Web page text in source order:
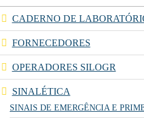
CADERNO DE
FORNECEDORES
OPERADORES SILOGR
SINALÉTICA
SINAIS DE EMERGÊNCIA E